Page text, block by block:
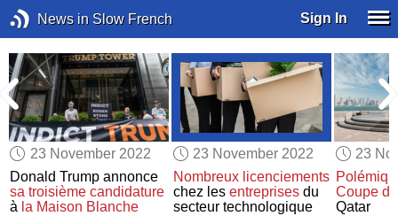
News in Slow French Sign In
23 November 2022
Donald Trump annonce
sa troisième candidature
à la Maison Blanche
23 November 2022
Nombreux licenciements
chez les entreprisesdu
secteur technologique
23
Coupe
Qatar